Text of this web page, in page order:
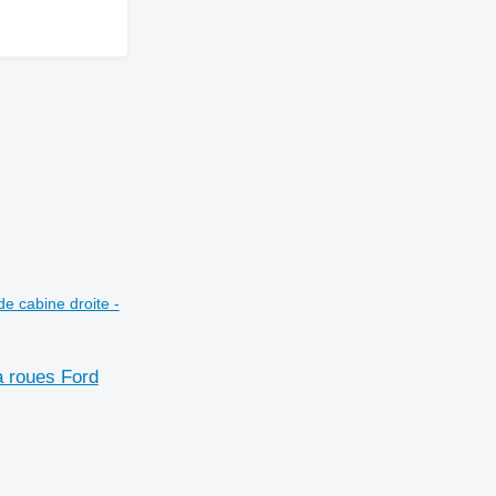
cabine droite -
roues Ford